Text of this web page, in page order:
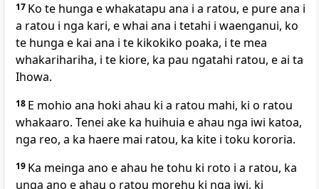
17 Ko te hunga e whakatapu ana i a ratou, e pure ana i
a ratou i nga kari, e whai ana i tetahi i waenganui, ko
te hunga e kai ana i te kikokiko poaka, i te mea
whakarihariha, i te kiore, ka pau ngatahi ratou, e ai ta
Ihowa.
18 E mohio ana hoki ahau ki a ratou mahi, ki o ratou
whakaaro. Tenei ake ka huihuia e ahau nga iwi katoa,
nga reo, a ka haere mai ratou, ka kite i toku kororia.
19 Ka meinga ano e ahau he tohu ki roto i a ratou, ka
unga ano e ahau o ratou morehu ki nga iwi, ki